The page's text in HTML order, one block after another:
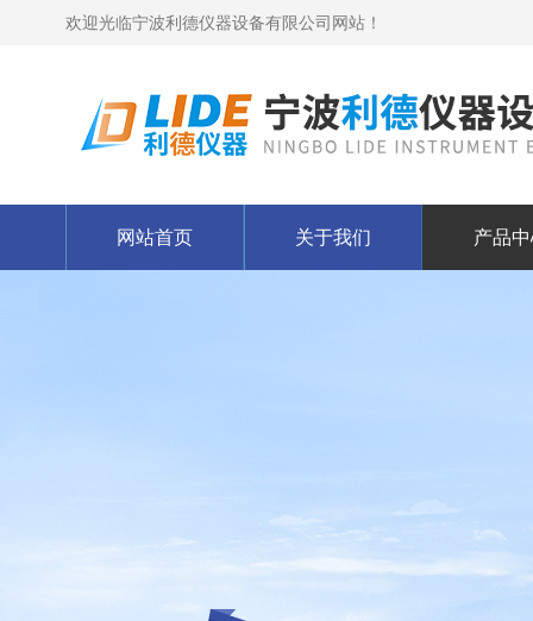
欢迎光临宁波利德仪器设备有限公司网站！
网站首页 关于我们 产品